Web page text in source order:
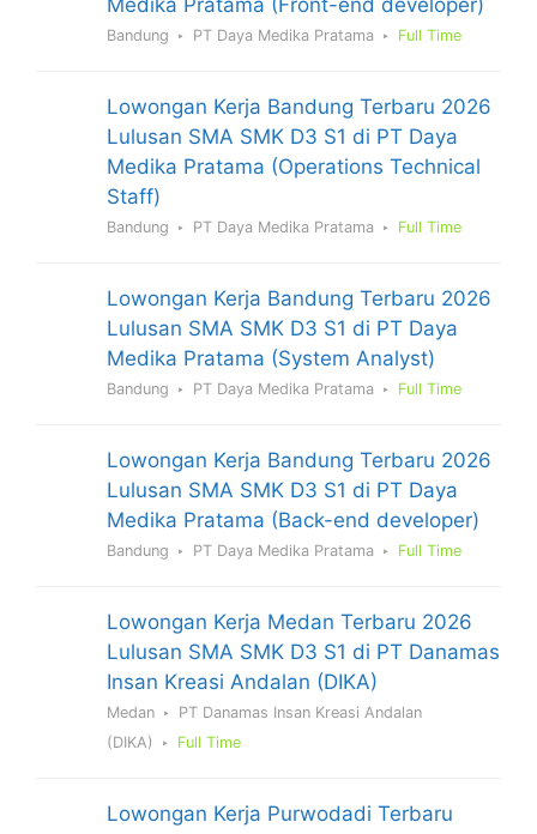
Medika Pratama (Front-end developer)
Bandung PT Daya Medika Pratama Full Time
Lowongan Kerja Bandung Terbaru 2026
Lulusan SMA SMK D3 S1 di PT Daya
Medika Pratama (Operations Technical
Staff)
Bandung PT Daya Medika Pratama Full Time
Lowongan Kerja Bandung Terbaru 2026
Lulusan SMA SMK D3 S1 di PT Daya
Medika Pratama (System Analyst)
Bandung PT Daya Medika Pratama Full Time
Lowongan Kerja Bandung Terbaru 2026
Lulusan SMA SMK D3 S1 di PT Daya
Medika Pratama (Back-end developer)
Bandung PT Daya Medika Pratama Full Time
Lowongan Kerja Medan Terbaru 2026
Lulusan SMA SMK D3 S1 di PT Danamas
Insan Kreasi Andalan (DIKA)
Medan
PT Danamas Insan Kreasi Andalan
(DIKA)
Full Time
Lowongan Kerja Purwodadi Terbaru